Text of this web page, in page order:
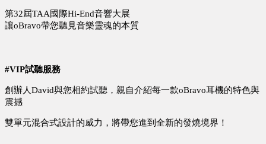
第32屆TAA國際Hi-End音響大展
讓oBravo帶您聽見音樂靈魂的本質
#VIP試聽服務
創辦人David與您相約試聽，親自介紹每一款oBravo耳機的特色與
震撼
雙單元混合式設計的威力，將帶您進到全新的發燒境界！